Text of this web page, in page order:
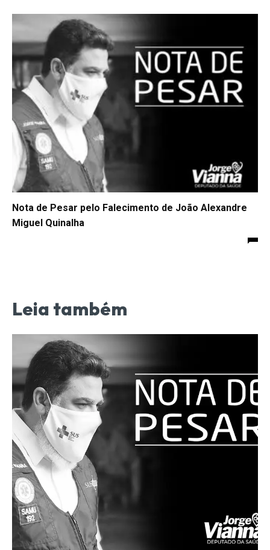
Nota de Pesar pelo Falecimento de João Alexandre
Miguel Quinalha
Leia também